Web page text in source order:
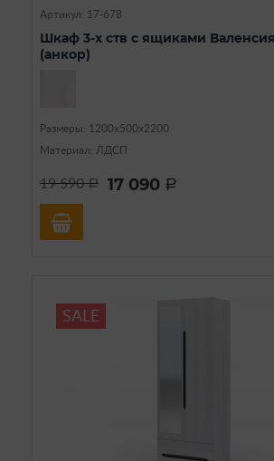
Артикул: 17-678
Шкаф 3-х ств с ящиками
(анкор)
Размеры: 1200х500х2200
Материал: ЛДСП
19 590a 17 090 a
SALE